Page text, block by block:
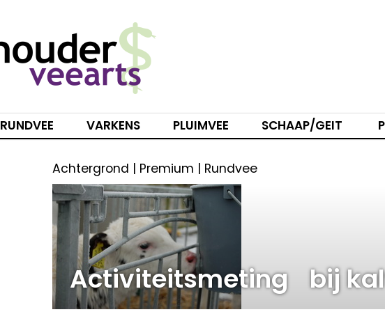
RUNDVEE VARKENS PLUIMVEE SCHAAP/GEIT
Achtergrond | Premium | Rundvee
Activiteitsmeting bij